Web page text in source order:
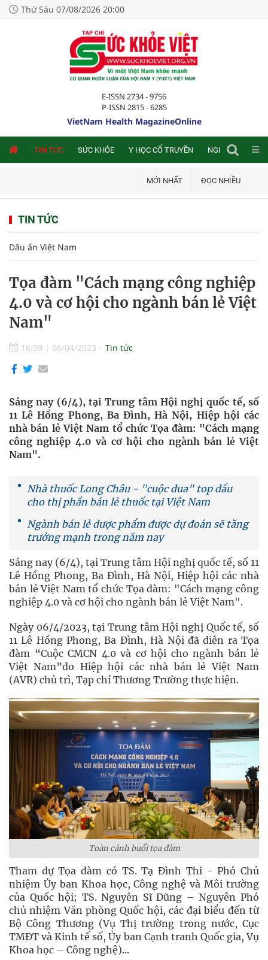
Thứ Sáu 07/08/2026 20:00
E-ISSN 2734 - 9756
P-ISSN 2815 - 6285
VietNam Health MagazineOnline
TIN TỨC SỨC KHỎE Y HỌC CỔ TRUYỀN NGHIÊN CỨU
MỚI NHẤT ĐỌC NHIỀU
TIN TỨC
Dấu ấn Việt Nam
Tọa đàm "Cách mạng công nghiệp
4.0 và cơ hội cho ngành bán lẻ Việt
Nam"
16:09 | 06/04/2023 Tin tức
Sáng nay (6/4), tại Trung tâm Hội nghị quốc tế, số
11 Lê Hồng Phong, Ba Đình, Hà Nội, Hiệp hội các
nhà bán lẻ Việt Nam tổ chức Tọa đàm: "Cách mạng
công nghiệp 4.0 và cơ hội cho ngành bán lẻ Việt
Nam".
Nhà thuốc Long Châu - "cuộc đua" top đầu
cho thị phần bán lẻ thuốc tại Việt Nam
Ngành bán lẻ dược phẩm được dự đoán sẽ tăng
trưởng mạnh trong năm nay
Sáng nay (6/4), tại Trung tâm Hội nghị quốc tế, số 11
Lê Hồng Phong, Ba Đình, Hà Nội, Hiệp hội các nhà
bán lẻ Việt Nam tổ chức Tọa đàm: "Cách mạng công
nghiệp 4.0 và cơ hội cho ngành bán lẻ Việt Nam".
Ngày 06/4/2023, tại Trung tâm Hội nghị Quốc tế, số
11 Lê Hồng Phong, Ba Đình, Hà Nội đã diễn ra Tọa
đàm “Cuộc CMCN 4.0 và cơ hội cho ngành bán lẻ
Việt Nam”do Hiệp hội các nhà bán lẻ Việt Nam
(AVR) chủ trì, Tạp chí Thương Trường thực hiện.
Toàn cảnh buổi tọa đàm
Tham dự Tọa đàm có TS. Tạ Đình Thi - Phó Chủ
nhiệm Ủy ban Khoa học, Công nghệ và Môi trường
của Quốc hội; TS. Nguyễn Sĩ Dũng – Nguyên Phó
chủ nhiệm Văn phòng Quốc hội, các đại biểu đến từ
Bộ Công Thương (Vụ Thị trường trong nước, Cục
TMĐT và Kinh tế số, Ủy ban Cạnh tranh Quốc gia, Vụ
Khoa học – Công nghệ)...